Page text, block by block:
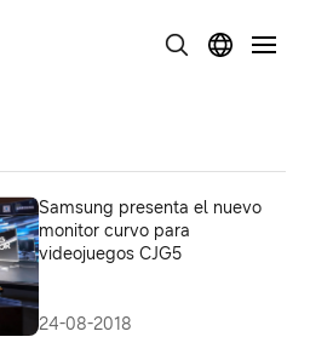
Samsung presenta el nuevo
monitor curvo para
videojuegos CJG5
24-08-2018